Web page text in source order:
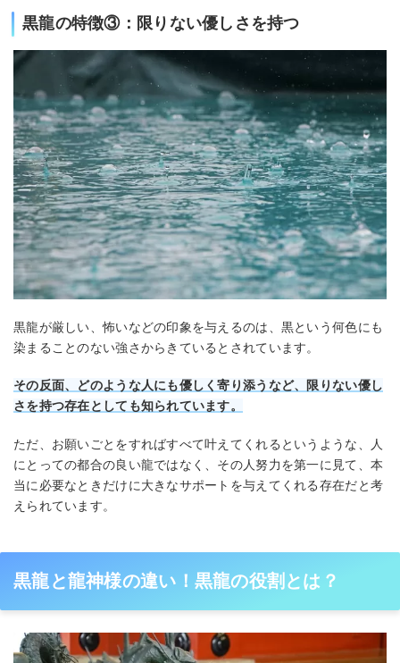
黒龍の特徴③：限りない優しさを持つ
黒龍が厳しい、怖いなどの印象を与えるのは、黒という何色にも
染まることのない強さからきているとされています。
その反面、どのような人にも優しく寄り添うなど、限りない優し
さを持つ存在としても知られています。
ただ、お願いごとをすればすべて叶えてくれるというような、人
にとっての都合の良い龍ではなく、その人努力を第一に見て、本
当に必要なときだけに大きなサポートを与えてくれる存在だと考
えられています。
黒龍と龍神様の違い！黒龍の役割とは？